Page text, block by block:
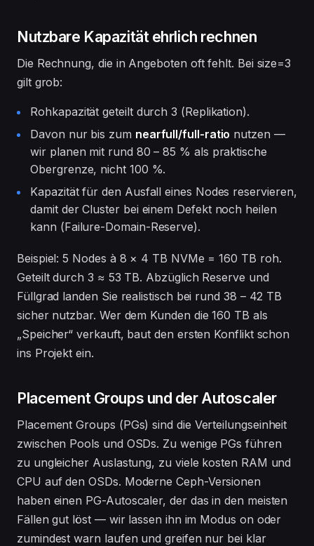
Nutzbare Kapazität ehrlich rechnen
Die Rechnung, die in Angeboten oft fehlt. Bei size=3
gilt grob:
Rohkapazität geteilt durch 3 (Replikation).
Davon nur bis zum nearfull/full-ratio nutzen —
wir planen mit rund 80 – 85 % als praktische
Obergrenze, nicht 100 %.
Kapazität für den Ausfall eines Nodes reservieren,
damit der Cluster bei einem Defekt noch heilen
kann (Failure-Domain-Reserve).
Beispiel: 5 Nodes à 8 × 4 TB NVMe = 160 TB roh.
Geteilt durch 3 ≈ 53 TB. Abzüglich Reserve und
Füllgrad landen Sie realistisch bei rund 38 – 42 TB
sicher nutzbar. Wer dem Kunden die 160 TB als
„Speicher“ verkauft, baut den ersten Konflikt schon
ins Projekt ein.
Placement Groups und der Autoscaler
Placement Groups (PGs) sind die Verteilungseinheit
zwischen Pools und OSDs. Zu wenige PGs führen
zu ungleicher Auslastung, zu viele kosten RAM und
CPU auf den OSDs. Moderne Ceph-Versionen
haben einen PG-Autoscaler, der das in den meisten
Fällen gut löst — wir lassen ihn im Modus on oder
zumindestwarn laufen und greifen nur bei klar